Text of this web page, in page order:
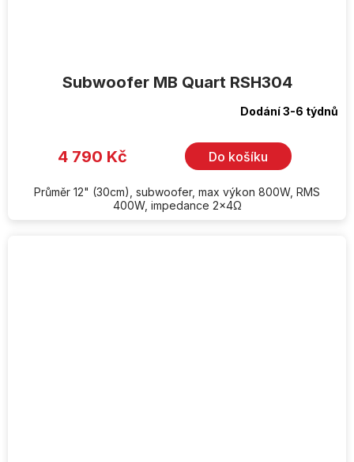
Subwoofer MB Quart RSH304
Dodání 3-6 týdnů
4 790 Kč Do košíku
Průměr 12" (30cm), subwoofer, max výkon 800W, RMS
400W, impedance 2x4Ω